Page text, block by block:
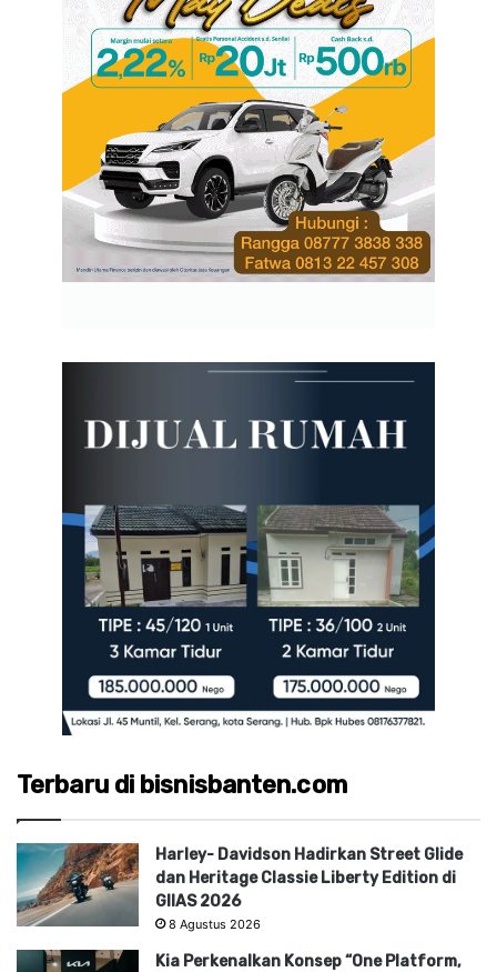
Terbaru di bisnisbanten.com
Harley- Davidson Hadirkan Street Glide
dan Heritage Classie Liberty Edition di
GIIAS 2026
8 Agustus 2026
Kia Perkenalkan Konsep “One Platform,